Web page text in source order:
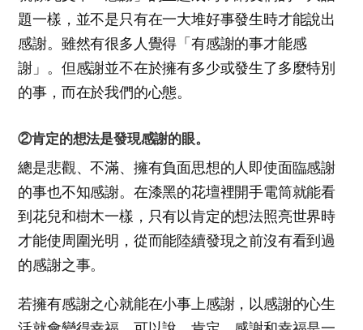
題一樣，並不是只有在一大堆好事發生時才能說出
感謝。雖然有很多人覺得「有感謝的事才能感
謝」。但感謝並不在於擁有多少或發生了多麼特別
的事，而在於我們的心態。
②肯定的想法是發現感謝的眼。
總是悲觀、不滿、擁有負面思想的人即使面臨感謝
的事也不知感謝。在漆黑的花壇裡開手電筒就能看
到花兒和樹木一樣，只有以肯定的想法照亮世界時
才能使周圍光明，從而能陸續發現之前沒有看到過
的感謝之事。
若擁有感謝之心就能在小事上感謝，以感謝的心生